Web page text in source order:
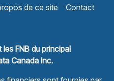
de ce site Contact
FNB du principal
Canada Inc.